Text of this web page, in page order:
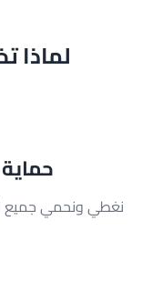
لماذا
نغطي ونحمي جميع